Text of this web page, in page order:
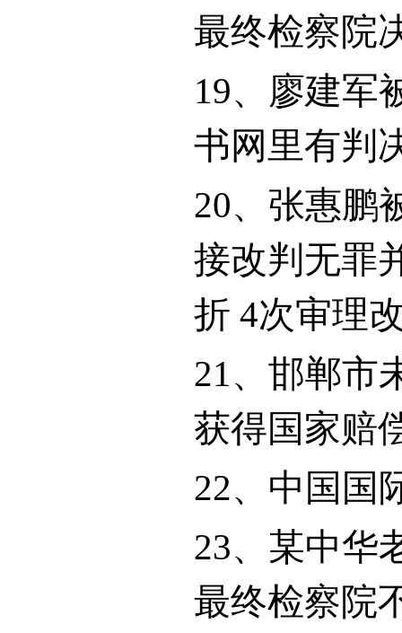
最终检察院
19、廖建军
书网里有判
20、张惠鹏
接改判无罪
折 4次审理
21、邯郸市
获得国家赔
22、中国国
23、某中华
最终检察院